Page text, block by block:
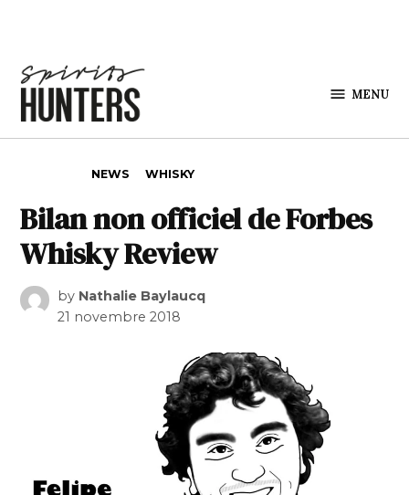
MENU
NEWS WHISKY
Bilan non officiel de Forbes
Whisky Review
by Nathalie Baylaucq
21 novembre 2018